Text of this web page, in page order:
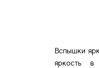
Вспышки
яркость в